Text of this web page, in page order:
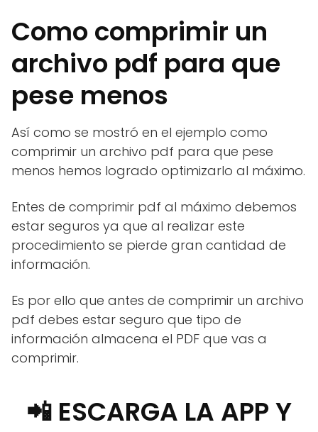
Como comprimir un
archivo pdf para que
pese menos
Así como se mostró en el ejemplo como
comprimir un archivo pdf para que pese
menos hemos logrado optimizarlo al máximo.
Entes de comprimir pdf al máximo debemos
estar seguros ya que al realizar este
procedimiento se pierde gran cantidad de
información.
Es por ello que antes de comprimir un archivo
pdf debes estar seguro que tipo de
información almacena el PDF que vas a
comprimir.
📲 ESCARGA LA APP Y